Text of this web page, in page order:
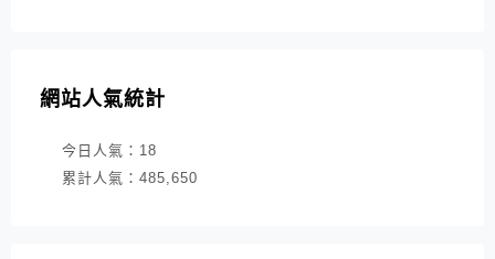
網站人氣統計
今日人氣： 18
累計人氣： 485,650